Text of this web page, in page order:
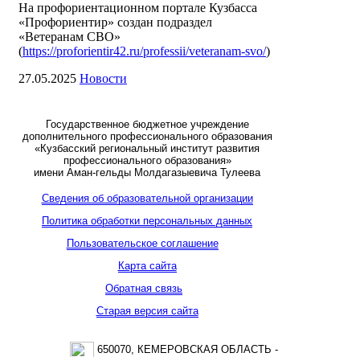
На профориентационном портале Кузбасса
«Профориентир» создан подраздел
«Ветеранам СВО»
(https://proforientir42.ru/professii/veteranam-svo/)
27.05.2025 Новости
Государственное бюджетное учреждение
дополнительного профессионального образования
«Кузбасский региональный институт развития
профессионального образования»
имени Аман-гельды Молдагазыевича Тулеева
Сведения об образовательной организации
Политика обработки персональных данных
Пользовательское соглашение
Карта сайта
Обратная связь
Старая версия сайта
650070, КЕМЕРОВСКАЯ ОБЛАСТЬ -